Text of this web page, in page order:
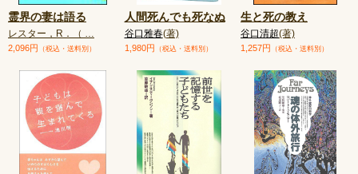
霊界の妻は語る
レスター，R．（ …
2,096円 （税込・送料別）
人間死んでも死なぬ
谷口雅春(著)
1,980円 （税込・送料別）
生と死の教え
谷口清超(著)
1,257円 （税込・送料別）